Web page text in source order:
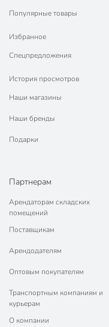
Популярные товары
Избранное
Спецпредложения
История просмотров
Наши магазины
Наши бренды
Подарки
Партнерам
Арендаторам складских
помещений
Поставщикам
Арендодателям
Оптовым покупателям
Транспортным компаниям и
курьерам
О компании